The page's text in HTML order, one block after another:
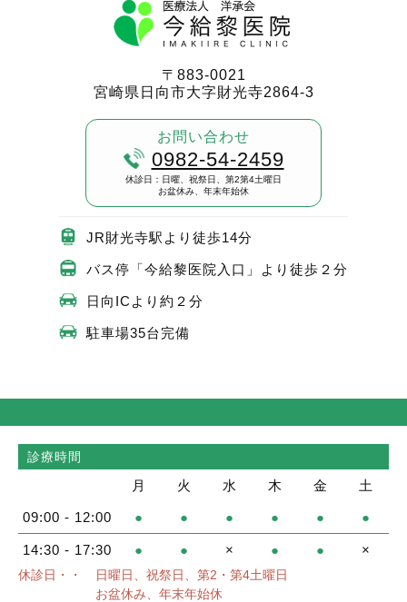
〒883-0021
宮崎県日向市大字財光寺2864-3
お問い合わせ
0982-54-2459
休診日：日曜、祝祭日、第2第4土曜日
お盆休み、年末年始休
JR財光寺駅より徒歩14分
バス停「今給黎医院入口」より徒歩２分
日向ICより約２分
駐車場35台完備
診療時間
月 火 水 木 金 土
09:00 - 12:00 ● ● ● ● ● ●
14:30 - 17:30 ● ● × ● ● ×
休診日・・
日曜日、祝祭日、第2・第4土曜日
お盆休み、年末年始休